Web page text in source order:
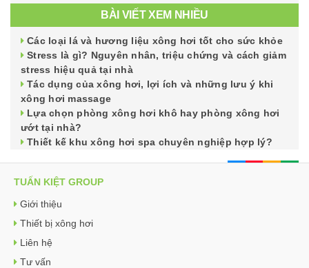
BÀI VIẾT XEM NHIỀU
Các loại lá và hương liệu xông hơi tốt cho sức khỏe
Stress là gì? Nguyên nhân, triệu chứng và cách giảm
stress hiệu quả tại nhà
Tác dụng của xông hơi, lợi ích và những lưu ý khi
xông hơi massage
Lựa chọn phòng xông hơi khô hay phòng xông hơi
ướt tại nhà?
Thiết kế khu xông hơi spa chuyên nghiệp hợp lý?
TUẤN KIỆT GROUP
Giới thiệu
Thiết bị xông hơi
Liên hệ
Tư vấn